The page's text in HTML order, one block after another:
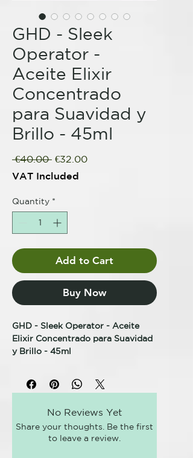
GHD - Sleek
Operator -
Aceite Elixir
Concentrado
para Suavidad y
Brillo - 45ml
€40.00 Regular
Price
€32.00Sale
VAT Included
Quantity *
Add to Cart
Buy Now
GHD - Sleek Operator - Aceite
Elixir Concentrado para Suavidad
y Brillo - 45ml
en cabello mojado o seco:
horas de cabello nutrido¹.
24 horas² de brillo intenso.
Hasta un 54% de control
No Reviews Yet
Share your thoughts. Be the first
to leave a review.